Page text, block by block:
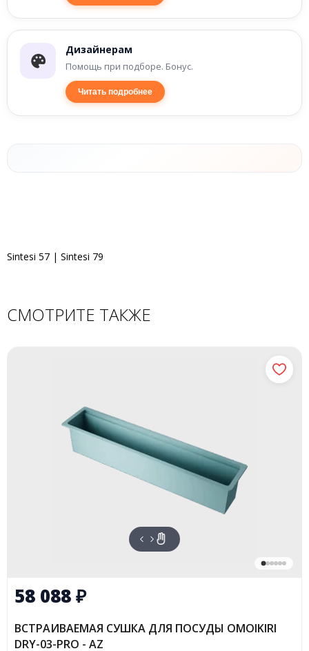
Дизайнерам
Помощь при подборе. Бонус.
Читать подробнее
Sintesi 57 | Sintesi 79
СМОТРИТЕ ТАКЖЕ
58 088₽
ВСТРАИВАЕМАЯ СУШКА ДЛЯ ПОСУДЫ OMOIKIRI
DRY-03-PRO - AZ